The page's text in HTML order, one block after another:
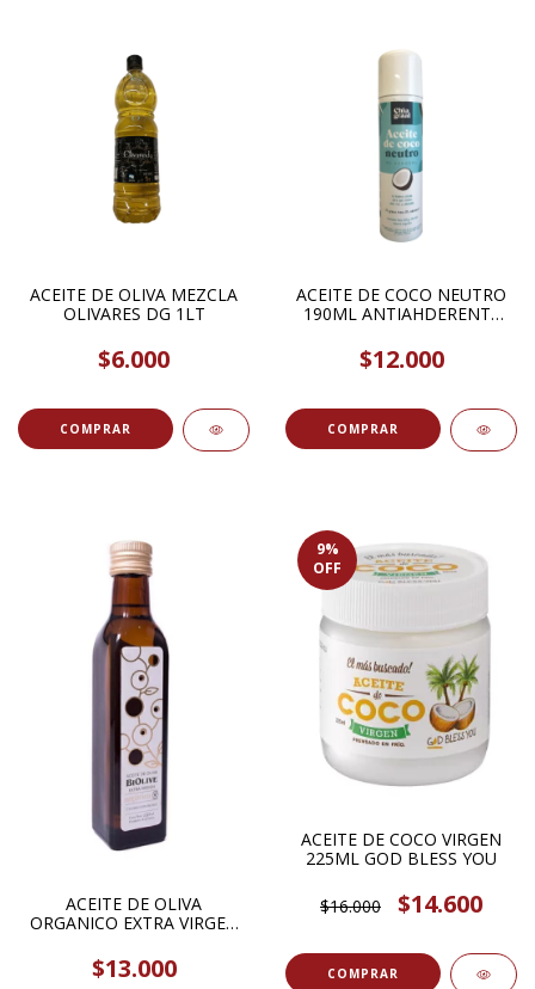
ACEITE DE OLIVA MEZCLA
OLIVARES DG 1LT
$6.000
ACEITE DE COCO NEUTRO
190ML ANTIAHDERENTE
$12.000
ACEITE DE OLIVA
ORGANICO EXTRA VIRGEN
$13.000
9%
OFF
ACEITE DE COCO VIRGEN
225ML GOD BLESS YOU
$16.000 $14.600